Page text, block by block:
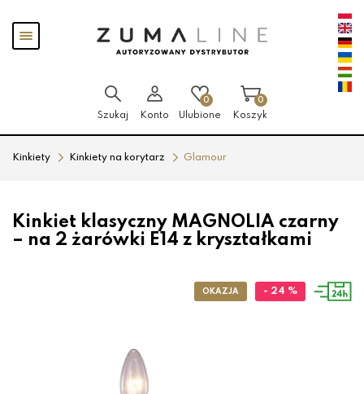
Pokaż
menu
Szukaj Konto
0
Ulubione
0
Koszyk
Kinkiety Kinkiety na korytarz Glamour
Kinkiet klasyczny MAGNOLIA czarny
– na 2 żarówki E14 z kryształkami
- 24 %